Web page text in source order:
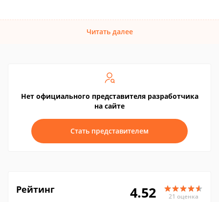
Читать далее
Нет официального представителя разработчика
на сайте
Стать представителем
Рейтинг 4.52 21 оценка